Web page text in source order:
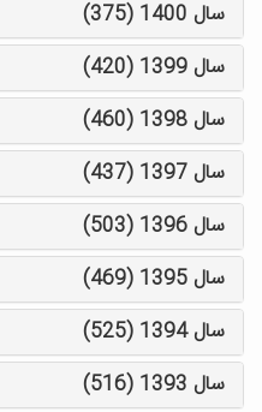
سال 1400 (375)
سال 1399 (420)
سال 1398 (460)
سال 1397 (437)
سال 1396 (503)
سال 1395 (469)
سال 1394 (525)
سال 1393 (516)